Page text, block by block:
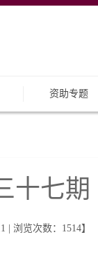
资助专题
十七期
| 浏览次数： 1514】